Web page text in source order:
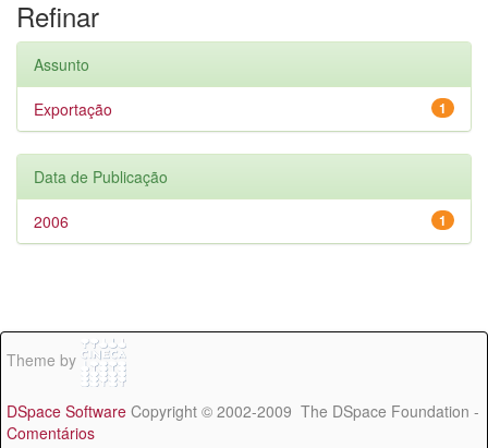
Refinar
Assunto
1
Exportação
Data de Publicação
1
2006
Theme by
DSpace Software Copyright © 2002-2009 The DSpace Foundation -
Comentários